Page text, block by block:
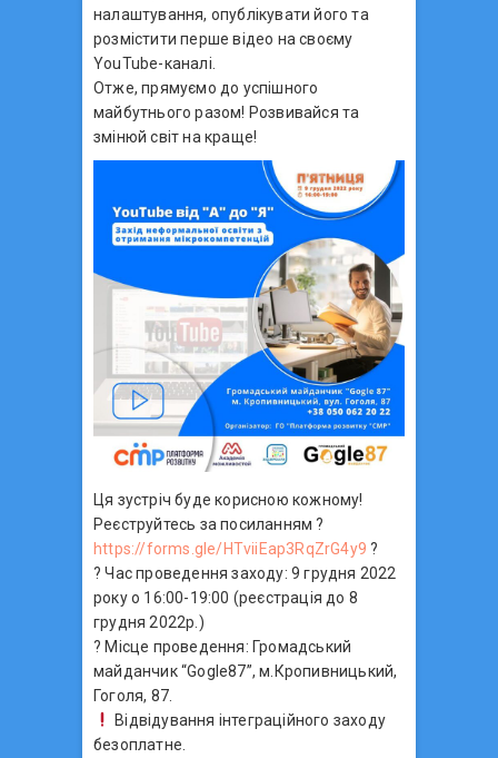
налаштування, опублікувати його та
розмістити перше відео на своєму
YouTube-каналі.
Отже, прямуємо до успішного
майбутнього разом! Розвивайся та
змінюй світ на краще!
Ця зустріч буде корисною кожному!
Реєструйтесь за посиланням ?
https://forms.gle/HTviiEap3RqZrG4y9 ?
? Час проведення заходу: 9 грудня 2022
року о 16:00-19:00 (реєстрація до 8
грудня 2022р.)
? Місце проведення: Громадський
майданчик “Gogle87”, м.Кропивницький,
Гоголя, 87.
Відвідування інтеграційного заходу
безоплатне.